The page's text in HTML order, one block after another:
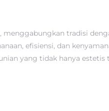
tradisi
efisiensi, dan
yang tidak hanya estetis